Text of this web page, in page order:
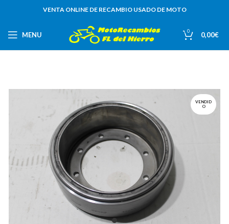
VENTA ONLINE DE RECAMBIO USADO DE MOTO
MENU 0 0,00€
VENDID
O